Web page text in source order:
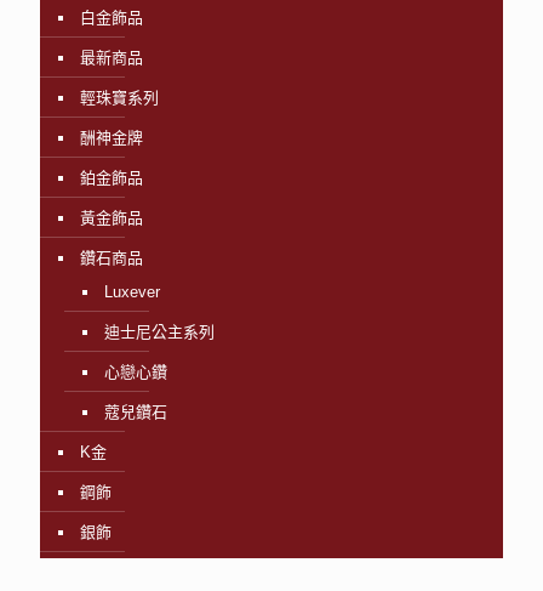
白金飾品
最新商品
輕珠寶系列
酬神金牌
鉑金飾品
黃金飾品
鑽石商品
Luxever
迪士尼公主系列
心戀心鑽
蔻兒鑽石
K金
鋼飾
銀飾